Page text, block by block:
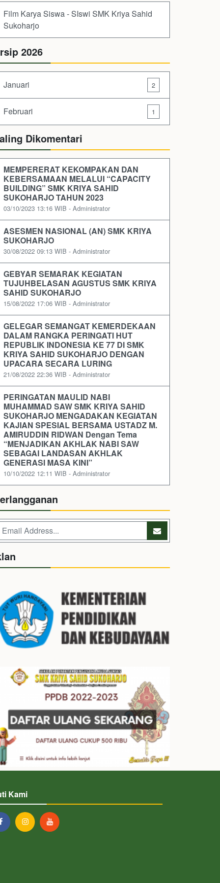
Film Karya Siswa - SIswi SMK Kriya Sahid
Sukoharjo
2026
Januari 2
Februari 1
Dikomentari
MEMPERERAT KEKOMPAKAN DAN
KEBERSAMAAN MELALUI “CAPACITY
BUILDING” SMK KRIYA SAHID
SUKOHARJO TAHUN 2023
03/10/2023 13:16 WIB - Administrator
ASESMEN NASIONAL (AN) SMK KRIYA
SUKOHARJO
30/08/2022 09:13 WIB - Administrator
GEBYAR SEMARAK KEGIATAN
TUJUHBELASAN AGUSTUS SMK KRIYA
SAHID SUKOHARJO
15/08/2022 17:06 WIB - Administrator
GELEGAR SEMANGAT KEMERDEKAAN
DALAM RANGKA PERINGATI HUT
REPUBLIK INDONESIA KE 77 DI SMK
KRIYA SAHID SUKOHARJO DENGAN
UPACARA SECARA LURING
21/08/2022 22:36 WIB - Administrator
PERINGATAN MAULID NABI
MUHAMMAD SAW SMK KRIYA SAHID
SUKOHARJO MENGADAKAN KEGIATAN
KAJIAN SPESIAL BERSAMA USTADZ M.
AMIRUDDIN RIDWAN Dengan Tema
“MENJADIKAN AKHLAK NABI SAW
SEBAGAI LANDASAN AKHLAK
GENERASI MASA KINI”
10/10/2022 12:11 WIB - Administrator
Kami